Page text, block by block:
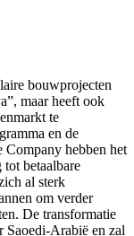
bouwprojecten
maar heeft ook
te
en de
Company hebben het
tot betaalbare
al sterk
om verder
De transformatie
Saoedi-Arabië en zal